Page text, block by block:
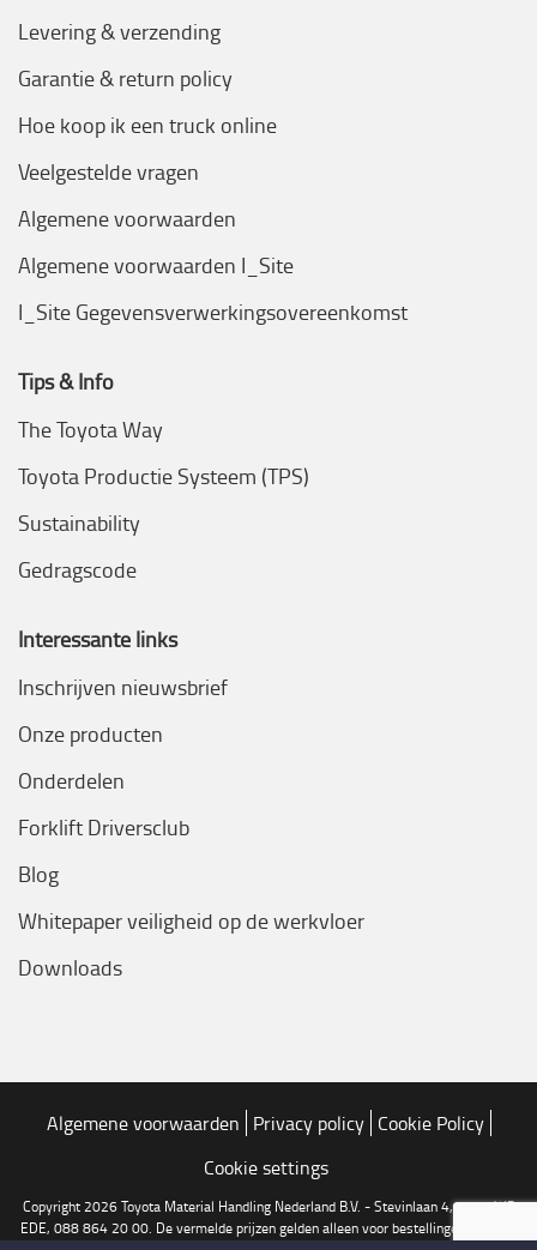
Levering & verzending
Garantie & return policy
Hoe koop ik een truck online
Veelgestelde vragen
Algemene voorwaarden
Algemene voorwaarden I_Site
I_Site Gegevensverwerkingsovereenkomst
Tips & Info
The Toyota Way
Toyota Productie Systeem (TPS)
Sustainability
Gedragscode
Interessante links
Inschrijven nieuwsbrief
Onze producten
Onderdelen
Forklift Driversclub
Blog
Whitepaper veiligheid op de werkvloer
Downloads
Algemene voorwaarden Privacy policy Cookie Policy
Cookie settings
Copyright 2026 Toyota Material Handling Nederland B.V. - Stevinlaan 4, 6716 WB
EDE, 088 864 20 00. De vermelde prijzen gelden alleen voor bestellingen via onze